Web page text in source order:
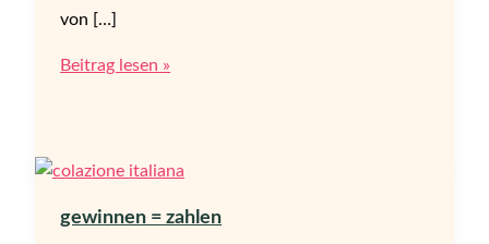
von […]
Die
„pausa
pranzo“
Beitrag lesen »
gewinnen = zahlen